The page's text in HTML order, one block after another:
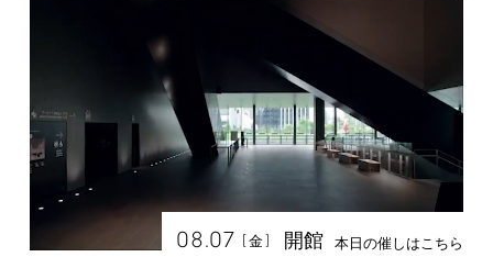
08.07 [金] 開館 本日の催しはこちら